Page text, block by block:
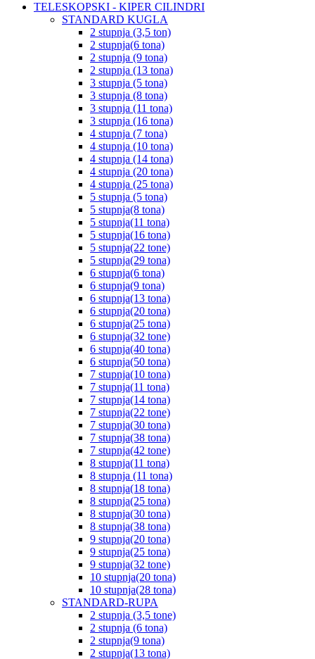
TELESKOPSKI - KIPER CILINDRI
STANDARD KUGLA
2 stupnja (3,5 ton)
2 stupnja(6 tona)
2 stupnja (9 tona)
2 stupnja (13 tona)
3 stupnja (5 tona)
3 stupnja (8 tona)
3 stupnja (11 tona)
3 stupnja (16 tona)
4 stupnja (7 tona)
4 stupnja (10 tona)
4 stupnja (14 tona)
4 stupnja (20 tona)
4 stupnja (25 tona)
5 stupnja (5 tona)
5 stupnja(8 tona)
5 stupnja(11 tona)
5 stupnja(16 tona)
5 stupnja(22 tone)
5 stupnja(29 tona)
6 stupnja(6 tona)
6 stupnja(9 tona)
6 stupnja(13 tona)
6 stupnja(20 tona)
6 stupnja(25 tona)
6 stupnja(32 tone)
6 stupnja(40 tona)
6 stupnja(50 tona)
7 stupnja(10 tona)
7 stupnja(11 tona)
7 stupnja(14 tona)
7 stupnja(22 tone)
7 stupnja(30 tona)
7 stupnja(38 tona)
7 stupnja(42 tone)
8 stupnja(11 tona)
8 stupnja (11 tona)
8 stupnja(18 tona)
8 stupnja(25 tona)
8 stupnja(30 tona)
8 stupnja(38 tona)
9 stupnja(20 tona)
9 stupnja(25 tona)
9 stupnja(32 tone)
10 stupnja(20 tona)
10 stupnja(28 tona)
STANDARD-RUPA
2 stupnja (3,5 tone)
2 stupnja (6 tona)
2 stupnja(9 tona)
2 stupnja(13 tona)